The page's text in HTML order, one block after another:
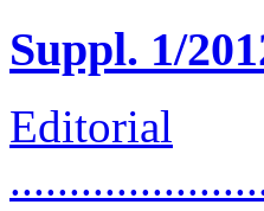
Suppl. 1/
Editorial